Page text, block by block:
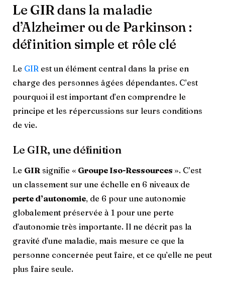
Le GIR dans la maladie
d’Alzheimer ou de Parkinson :
définition simple et rôle clé
Le GIR est un élément central dans la prise en
charge des personnes âgées dépendantes. C’est
pourquoi il est important d’en comprendre le
principe et les répercussions sur leurs conditions
de vie.
Le GIR, une définition
Le GIR signifie « Groupe Iso-Ressources ». C’est
un classement sur une échelle en 6 niveaux de
perte d’autonomie, de 6 pour une autonomie
globalement préservée à 1 pour une perte
d’autonomie très importante. Il ne décrit pas la
gravité d’une maladie, mais mesure ce que la
personne concernée peut faire, et ce qu’elle ne peut
plus faire seule.